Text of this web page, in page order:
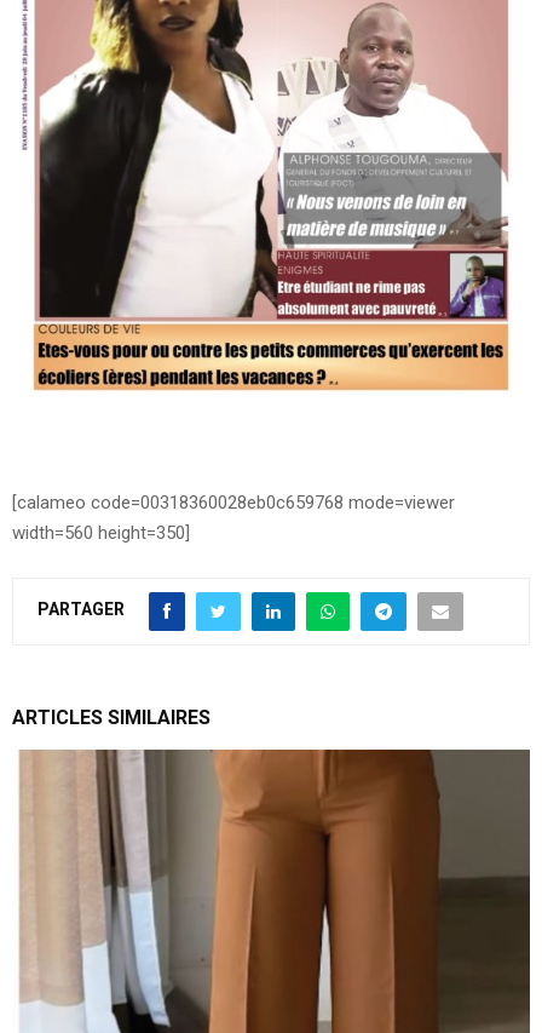
[calameo code=00318360028eb0c659768 mode=viewer
width=560 height=350]
PARTAGER
ARTICLES SIMILAIRES